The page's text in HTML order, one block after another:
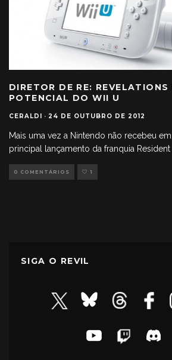
DIRETOR DE RE:
POTENCIAL DO WII U
CERALDI · 24 DE OUTUBRO DE 2012
Mais uma vez a Nintendo não recebeu
principal lançamento da franquia Resident
0 COMENTÁRIOS 1
SIGA O REVIL